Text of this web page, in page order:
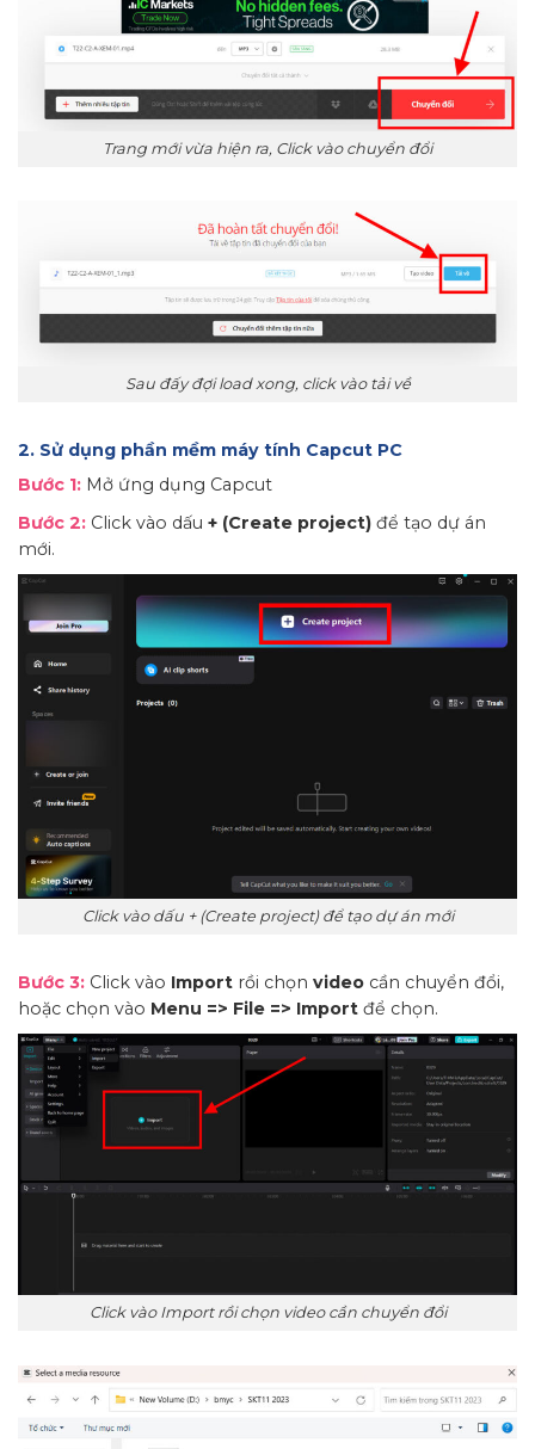
Trang mới vừa hiện ra, Click vào chuyển đổi
Sau đấy đợi load xong, click vào tải về
2. Sử dụng phần mềm máy tính Capcut PC
Bước 1: Mở ứng dụng Capcut
Bước 2: Click vào dấu + (Create project) để tạo dự án
mới.
Click vào dấu + (Create project) để tạo dự án mới
Bước 3: Click vào Import rồi chọn video cần chuyển đổi,
hoặc chọn vào Menu => File => Import để chọn.
Click vào Import rồi chọn video cần chuyển đổi